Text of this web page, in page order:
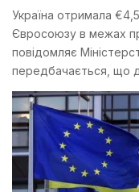
Україна отримала
Євросоюзу в межах
повідомляє
передбачається, що